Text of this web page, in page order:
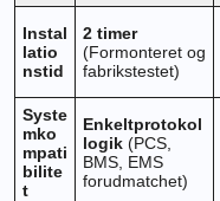
Instal
latio
nstid
2 timer
(Formonteret og
fabrikstestet)
Syste
mko
mpati
bilite
t
Enkeltprotokol
logik (PCS,
BMS, EMS
forudmatchet)